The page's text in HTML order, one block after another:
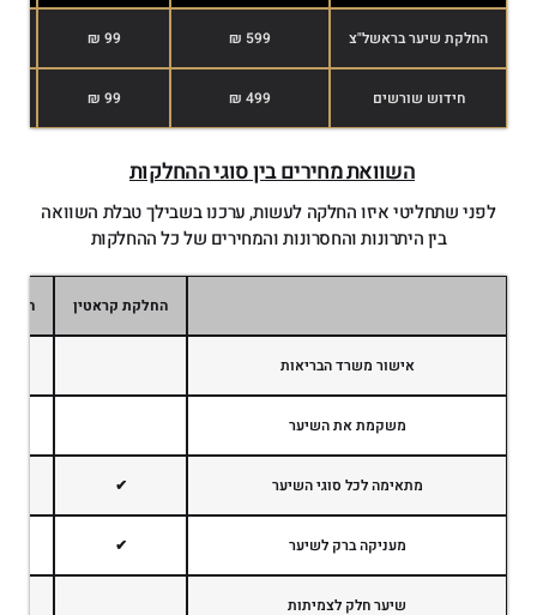
החלקת שיער בראשל"צ 599 ₪
99 ₪
חידוש שורשים 499 ₪
99 ₪
השוואת מחירים בין סוגי ההחלקות
לפני שתחליטי איזו החלקה לעשות, ערכנו בשבילך טבלת השוואה
בין היתרונות והחסרונות והמחירים של כל ההחלקות
החלקת קראטין
אישור משרד הבריאות
משקמת את השיער
מתאימה לכל סוגי השיער ✔
מעניקה ברק לשיער ✔
שיער חלק לצמיתות